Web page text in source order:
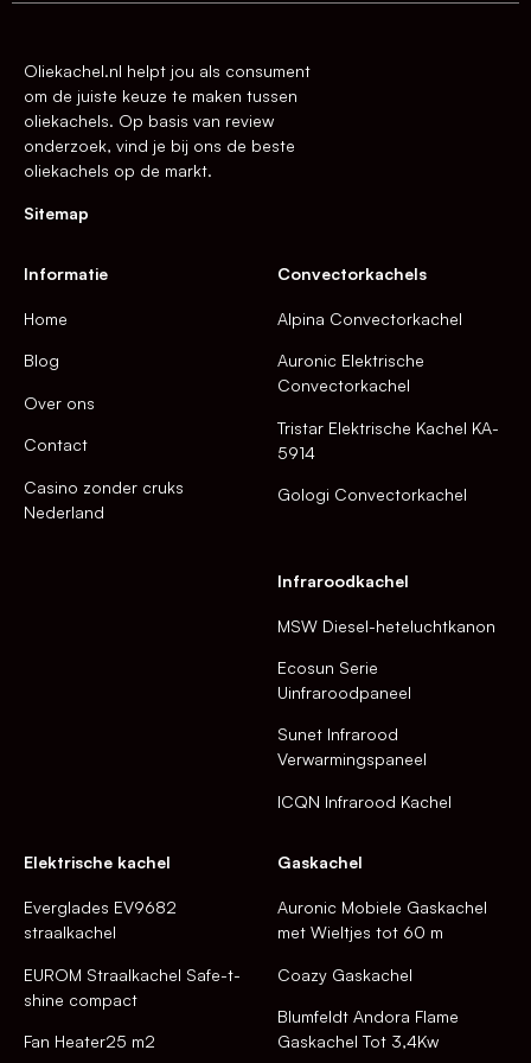
Oliekachel.nl helpt jou als consument
om de juiste keuze te maken tussen
oliekachels. Op basis van review
onderzoek, vind je bij ons de beste
oliekachels op de markt.
Sitemap
Informatie
Home
Blog
Over ons
Contact
Casino zonder cruks
Nederland
Convectorkachels
Alpina Convectorkachel
Auronic Elektrische
Convectorkachel
Tristar Elektrische Kachel KA-
5914
Gologi Convectorkachel
Infraroodkachel
MSW Diesel-heteluchtkanon
Ecosun Serie
Uinfraroodpaneel
Sunet Infrarood
Verwarmingspaneel
ICQN Infrarood Kachel
Elektrische kachel
Everglades EV9682
straalkachel
EUROM Straalkachel Safe-t-
shine compact
Fan Heater25 m2
Gaskachel
Auronic Mobiele Gaskachel
met Wieltjes tot 60 m
Coazy Gaskachel
Blumfeldt Andora Flame
Gaskachel Tot 3,4Kw